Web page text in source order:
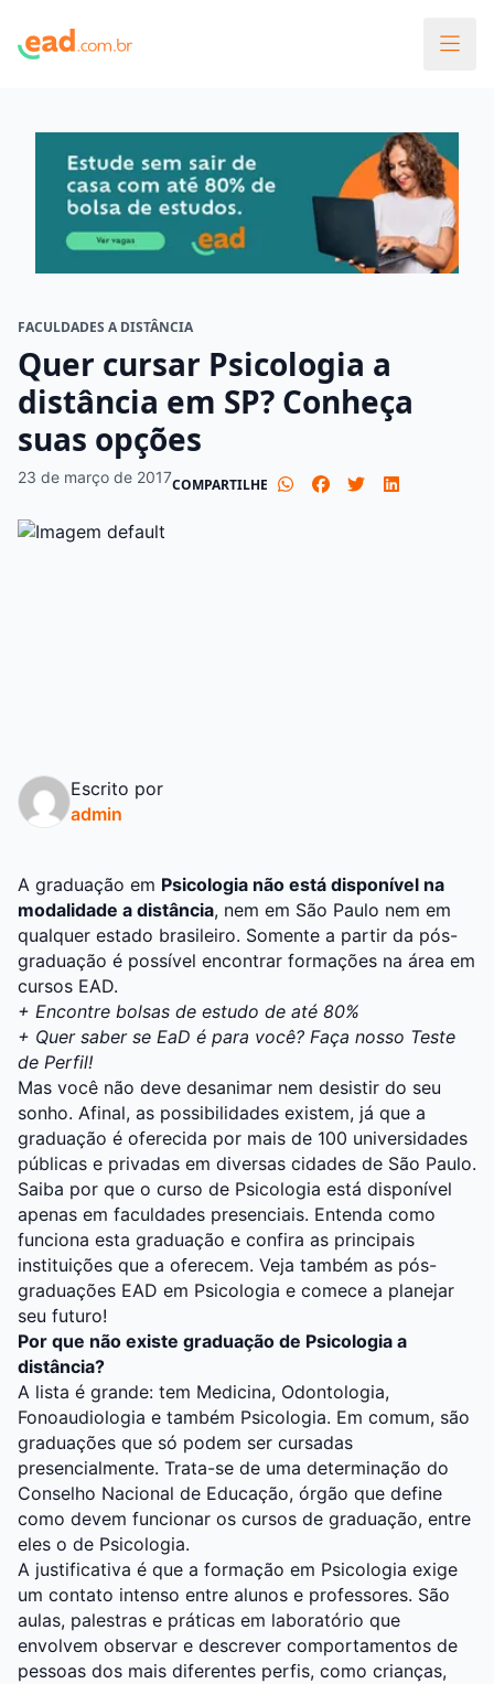
FACULDADES A DISTÂNCIA
Quer cursar Psicologia a
distância em SP? Conheça
suas opções
23 de março de 2017COMPARTILHE
Escrito por
admin
A graduação em Psicologia não está disponível na
modalidade a distância, nem em São Paulo nem em
qualquer estado brasileiro. Somente a partir da pós-
graduação é possível encontrar formações na área em
cursos EAD.
+ Encontre bolsas de estudo de até 80%
+ Quer saber se EaD é para você? Faça nosso Teste
de Perfil!
Mas você não deve desanimar nem desistir do seu
sonho. Afinal, as possibilidades existem, já que a
graduação é oferecida por mais de 100 universidades
públicas e privadas em diversas cidades de São Paulo.
Saiba por que o curso de Psicologia está disponível
apenas em faculdades presenciais. Entenda como
funciona esta graduação e confira as principais
instituições que a oferecem. Veja também as pós-
graduações EAD em Psicologia e comece a planejar
seu futuro!
Por que não existe graduação de Psicologia a
distância?
A lista é grande: tem Medicina, Odontologia,
Fonoaudiologia e também Psicologia. Em comum, são
graduações que só podem ser cursadas
presencialmente. Trata-se de uma determinação do
Conselho Nacional de Educação, órgão que define
como devem funcionar os cursos de graduação, entre
eles o de Psicologia.
A justificativa é que a formação em Psicologia exige
um contato intenso entre alunos e professores. São
aulas, palestras e práticas em laboratório que
envolvem observar e descrever comportamentos de
pessoas dos mais diferentes perfis, como crianças,